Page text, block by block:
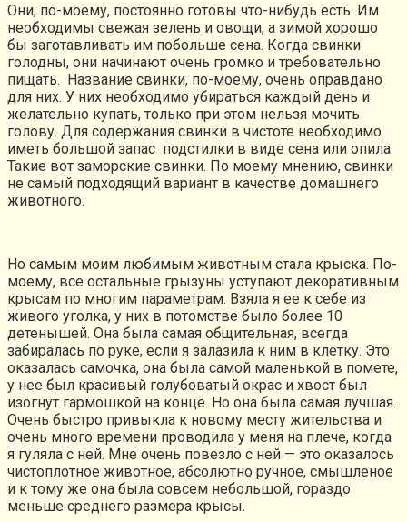
Они, по-моему, постоянно готовы что-нибудь есть. Им
необходимы свежая зелень и овощи, а зимой хорошо
бы заготавливать им побольше сена. Когда свинки
голодны, они начинают очень громко и требовательно
пищать. Название свинки, по-моему, очень оправдано
для них. У них необходимо убираться каждый день и
желательно купать, только при этом нельзя мочить
голову. Для содержания свинки в чистоте необходимо
иметь большой запас подстилки в виде сена или опила.
Такие вот заморские свинки. По моему мнению, свинки
не самый подходящий вариант в качестве домашнего
животного.
Но самым моим любимым животным стала крыска. По-
моему, все остальные грызуны уступают декоративным
крысам по многим параметрам. Взяла я ее к себе из
живого уголка, у них в потомстве было более 10
детенышей. Она была самая общительная, всегда
забиралась по руке, если я залазила к ним в клетку. Это
оказалась самочка, она была самой маленькой в помете,
у нее был красивый голубоватый окрас и хвост был
изогнут гармошкой на конце. Но она была самая лучшая.
Очень быстро привыкла к новому месту жительства и
очень много времени проводила у меня на плече, когда
я гуляла с ней. Мне очень повезло с ней — это оказалось
чистоплотное животное, абсолютно ручное, смышленое
и к тому же она была совсем небольшой, гораздо
меньше среднего размера крысы.